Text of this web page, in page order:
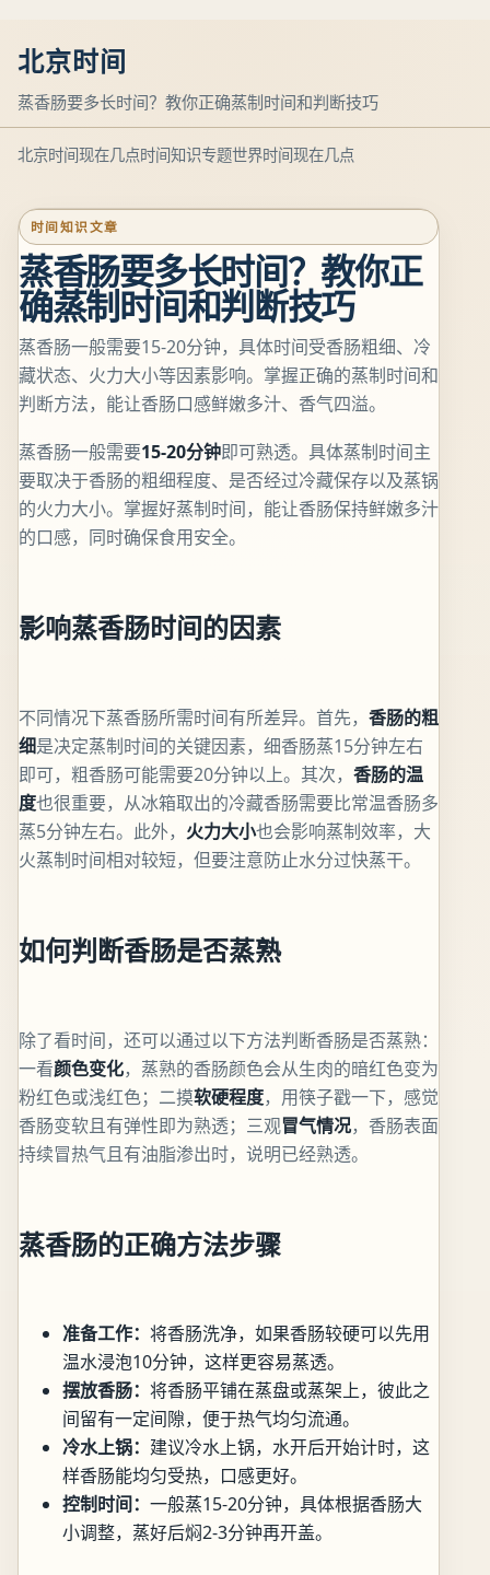
北京时间
蒸香肠要多长时间？教你正确蒸制时间和判断技巧
北京时间现在几点时间知识专题世界时间现在几点
时间知识文章
蒸香肠要多长时间？教你正
确蒸制时间和判断技巧
蒸香肠一般需要15-20分钟，具体时间受香肠粗细、冷
藏状态、火力大小等因素影响。掌握正确的蒸制时间和
判断方法，能让香肠口感鲜嫩多汁、香气四溢。
蒸香肠一般需要15-20分钟即可熟透。具体蒸制时间主
要取决于香肠的粗细程度、是否经过冷藏保存以及蒸锅
的火力大小。掌握好蒸制时间，能让香肠保持鲜嫩多汁
的口感，同时确保食用安全。
影响蒸香肠时间的因素
不同情况下蒸香肠所需时间有所差异。首先， 香肠的粗
细是决定蒸制时间的关键因素，细香肠蒸15分钟左右
即可，粗香肠可能需要20分钟以上。其次， 香肠的温
度也很重要，从冰箱取出的冷藏香肠需要比常温香肠多
蒸5分钟左右。此外， 火力大小也会影响蒸制效率，大
火蒸制时间相对较短，但要注意防止水分过快蒸干。
如何判断香肠是否蒸熟
除了看时间，还可以通过以下方法判断香肠是否蒸熟：
一看颜色变化，蒸熟的香肠颜色会从生肉的暗红色变为
粉红色或浅红色；二摸软硬程度，用筷子戳一下，感觉
香肠变软且有弹性即为熟透；三观冒气情况，香肠表面
持续冒热气且有油脂渗出时，说明已经熟透。
蒸香肠的正确方法步骤
准备工作： 将香肠洗净，如果香肠较硬可以先用
温水浸泡10分钟，这样更容易蒸透。
摆放香肠： 将香肠平铺在蒸盘或蒸架上，彼此之
间留有一定间隙，便于热气均匀流通。
冷水上锅： 建议冷水上锅，水开后开始计时，这
样香肠能均匀受热，口感更好。
控制时间： 一般蒸15-20分钟，具体根据香肠大
小调整，蒸好后焖2-3分钟再开盖。